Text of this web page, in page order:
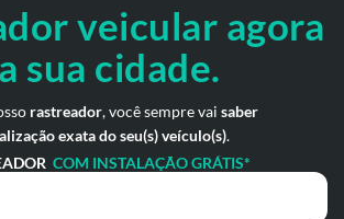
veicular agora
sua cidade.
rastreador, você sempre vai saber
exata do seu(s) veículo(s).
COM INSTALAÇÃO GRÁTIS*